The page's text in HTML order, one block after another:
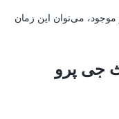
موجود، می‌توان این زمان
جی پرو